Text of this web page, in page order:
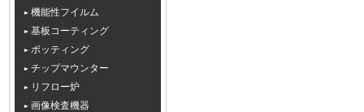
機能性フイルム
基板コーティング
ポッティング
チップマウンター
リフロー炉
画像検査機器